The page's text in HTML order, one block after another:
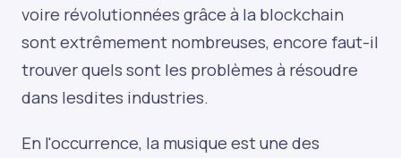
voire révolutionnées grâce à la blockchain
sont extrêmement nombreuses, encore faut-il
trouver quels sont les problèmes à résoudre
dans lesdites industries.
En l'occurrence, la musique est une des